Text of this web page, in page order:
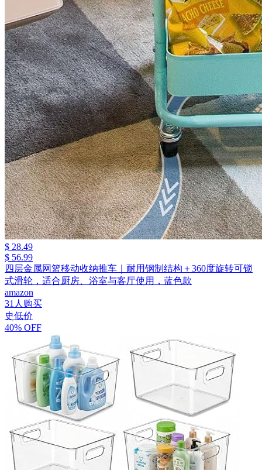
$ 28.49
$ 56.99
四层金属网篮移动收纳推车｜耐用钢制结构＋360度旋转可锁
式滑轮，适合厨房、浴室与客厅使用，蓝色款
amazon
31人购买
史低价
40% OFF